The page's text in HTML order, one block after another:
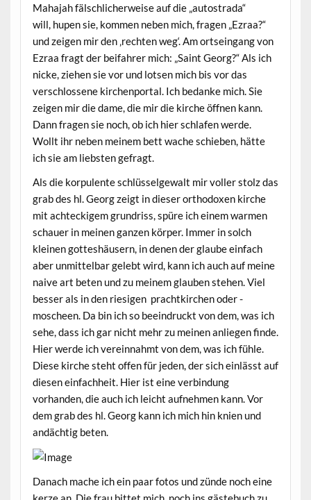
Mahajah fälschlicherweise auf die „autostrada“
will, hupen sie, kommen neben mich, fragen „Ezraa?“
und zeigen mir den ‚rechten weg‘. Am ortseingang von
Ezraa fragt der beifahrer mich: „Saint Georg?“ Als ich
nicke, ziehen sie vor und lotsen mich bis vor das
verschlossene kirchenportal. Ich bedanke mich. Sie
zeigen mir die dame, die mir die kirche öffnen kann.
Dann fragen sie noch, ob ich hier schlafen werde.
Wollt ihr neben meinem bett wache schieben, hätte
ich sie am liebsten gefragt.
Als die korpulente schlüsselgewalt mir voller stolz das
grab des hl. Georg zeigt in dieser orthodoxen kirche
mit achteckigem grundriss, spüre ich einem warmen
schauer in meinen ganzen körper. Immer in solch
kleinen gotteshäusern, in denen der glaube einfach
aber unmittelbar gelebt wird, kann ich auch auf meine
naive art beten und zu meinem glauben stehen. Viel
besser als in den riesigen prachtkirchen oder -
moscheen. Da bin ich so beeindruckt von dem, was ich
sehe, dass ich gar nicht mehr zu meinen anliegen finde.
Hier werde ich vereinnahmt von dem, was ich fühle.
Diese kirche steht offen für jeden, der sich einlässt auf
diesen einfachheit. Hier ist eine verbindung
vorhanden, die auch ich leicht aufnehmen kann. Vor
dem grab des hl. Georg kann ich mich hin knien und
andächtig beten.
Danach mache ich ein paar fotos und zünde noch eine